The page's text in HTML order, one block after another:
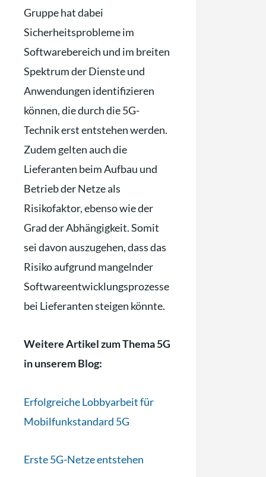
Gruppe hat dabei
Sicherheitsprobleme im
Softwarebereich und im breiten
Spektrum der Dienste und
Anwendungen identifizieren
können, die durch die 5G-
Technik erst entstehen werden.
Zudem gelten auch die
Lieferanten beim Aufbau und
Betrieb der Netze als
Risikofaktor, ebenso wie der
Grad der Abhängigkeit. Somit
sei davon auszugehen, dass das
Risiko aufgrund mangelnder
Softwareentwicklungsprozesse
bei Lieferanten steigen könnte.
Weitere Artikel zum Thema 5G
in unserem Blog:
Erfolgreiche Lobbyarbeit für
Mobilfunkstandard 5G
Erste 5G-Netze entstehen